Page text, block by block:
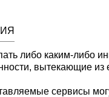
либо каким-либо
вытекающие из
сервисы